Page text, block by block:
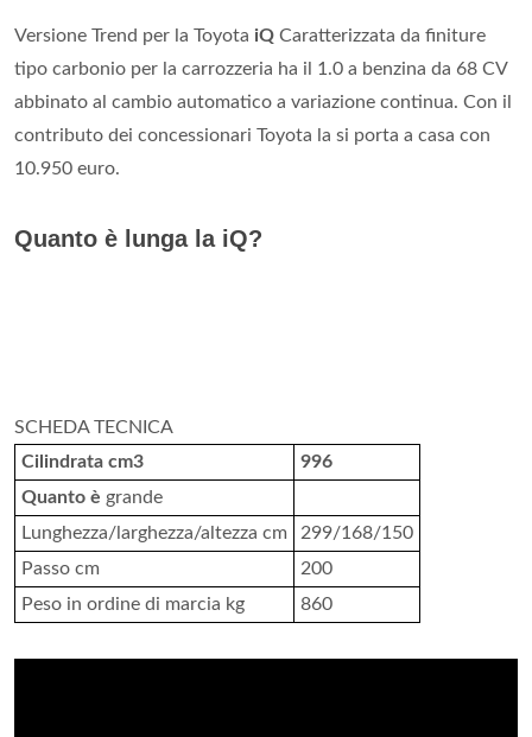
Versione Trend per la Toyota iQ Caratterizzata da finiture
tipo carbonio per la carrozzeria ha il 1.0 a benzina da 68 CV
abbinato al cambio automatico a variazione continua. Con il
contributo dei concessionari Toyota la si porta a casa con
10.950 euro.
Quanto è lunga la iQ?
SCHEDA TECNICA
Cilindrata cm3
996
Quanto è grande
Lunghezza/larghezza/altezza cm
299/168/150
Passo cm
200
Peso in ordine di marcia kg
860